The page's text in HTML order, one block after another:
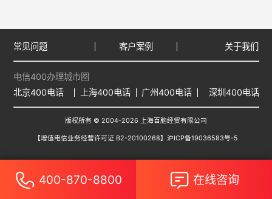
常见问题 客户案例 关于我们
电信400办理城市圈
北京400电话
上海400电话 广州400电话 深圳400电话
版权所有 © 2004-2026 上海百脑经贸有限公司
【增值电信业务经营许可证 B2-20100268】 沪ICP备19036583号-5
400-870-8800 在线咨询